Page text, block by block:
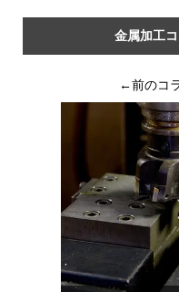
金属加工
←前のコ